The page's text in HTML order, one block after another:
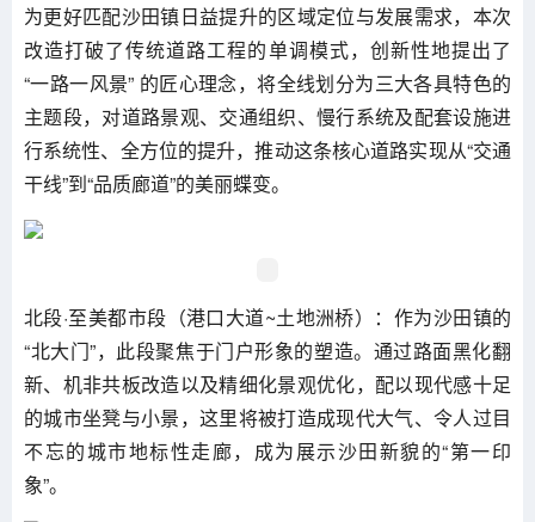
为更好匹配沙田镇日益提升的区域定位与发展需求，本次
改造打破了传统道路工程的单调模式，创新性地提出了
“一路一风景” 的匠心理念，将全线划分为三大各具特色的
主题段，对道路景观、交通组织、慢行系统及配套设施进
行系统性、全方位的提升，推动这条核心道路实现从“交通
干线”到“品质廊道”的美丽蝶变。
北段·至美都市段（港口大道~土地洲桥）：作为沙田镇的
“北大门”，此段聚焦于门户形象的塑造。通过路面黑化翻
新、机非共板改造以及精细化景观优化，配以现代感十足
的城市坐凳与小景，这里将被打造成现代大气、令人过目
不忘的城市地标性走廊，成为展示沙田新貌的“第一印
象”。